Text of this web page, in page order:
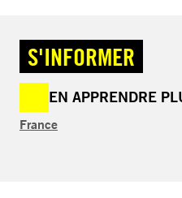
S'INFORMER
EN APPRENDRE
France